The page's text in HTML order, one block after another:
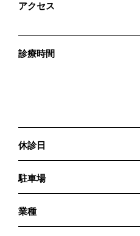
アクセス
診療時間
休診日
駐車場
業種